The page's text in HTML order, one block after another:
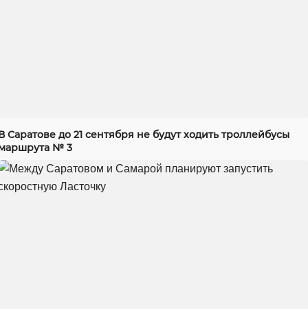
Саратове до 21 сентября не будут ходить троллейбусы
№ 3